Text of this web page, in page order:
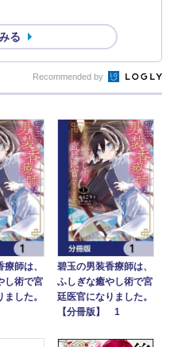
る
Recommended by
師は、
し術で宮
した。
碧玉の男装香療師は、
ふしぎな癒やし術で宮
廷医官になりました。
【分冊版】 1